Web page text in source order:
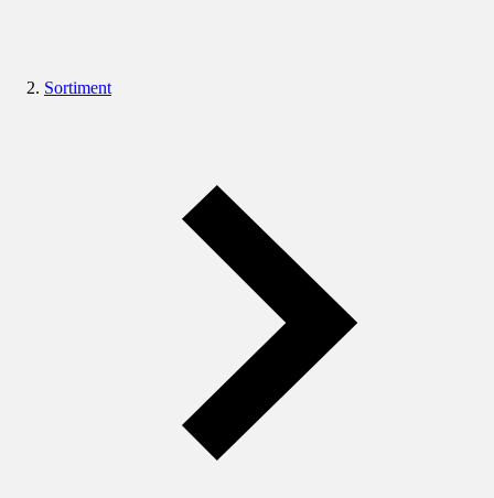
Sortiment